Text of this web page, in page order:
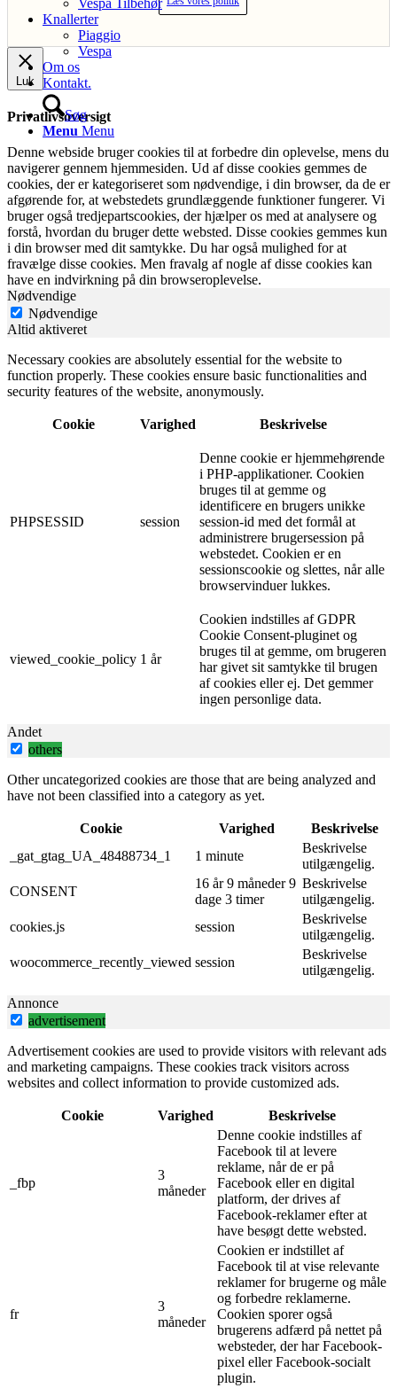
Vespa Tilbehør
Knallerter
Piaggio
Vespa
Om os
Kontakt.
Søg
Menu Menu
Luk
Privatlivsoversigt
Denne webside bruger cookies til at forbedre din oplevelse, mens du
navigerer gennem hjemmesiden. Ud af disse cookies gemmes de
cookies, der er kategoriseret som nødvendige, i din browser, da de er
afgørende for, at webstedets grundlæggende funktioner fungerer. Vi
bruger også tredjepartscookies, der hjælper os med at analysere og
forstå, hvordan du bruger dette websted. Disse cookies gemmes kun
i din browser med dit samtykke. Du har også mulighed for at
fravælge disse cookies. Men fravalg af nogle af disse cookies kan
have en indvirkning på din browseroplevelse.
Nødvendige
Nødvendige
Altid aktiveret
Necessary cookies are absolutely essential for the website to
function properly. These cookies ensure basic functionalities and
security features of the website, anonymously.
Cookie Varighed Beskrivelse
PHPSESSID session
Denne cookie er hjemmehørende
i PHP-applikationer. Cookien
bruges til at gemme og
identificere en brugers unikke
session-id med det formål at
administrere brugersession på
webstedet. Cookien er en
sessionscookie og slettes, når alle
browservinduer lukkes.
viewed_cookie_policy 1 år
Cookien indstilles af GDPR
Cookie Consent-pluginet og
bruges til at gemme, om brugeren
har givet sit samtykke til brugen
af ​​cookies eller ej. Det gemmer
ingen personlige data.
Andet
others
Other uncategorized cookies are those that are being analyzed and
have not been classified into a category as yet.
Cookie Varighed
Beskrivelse
_gat_gtag_UA_48488734_1
1 minute
Beskrivelse
utilgængelig.
CONSENT
16 år 9 måneder 9
dage 3 timer
Beskrivelse
utilgængelig.
cookies.js
session
Beskrivelse
utilgængelig.
woocommerce_recently_viewed session
Beskrivelse
utilgængelig.
Annonce
advertisement
Advertisement cookies are used to provide visitors with relevant ads
and marketing campaigns. These cookies track visitors across
websites and collect information to provide customized ads.
Cookie Varighed Beskrivelse
_fbp
3
måneder
Denne cookie indstilles af
Facebook til at levere
reklame, når de er på
Facebook eller en digital
platform, der drives af
Facebook-reklamer efter at
have besøgt dette websted.
fr
3
måneder
Cookien er indstillet af
Facebook til at vise relevante
reklamer for brugerne og måle
og forbedre reklamerne.
Cookien sporer også
brugerens adfærd på nettet på
websteder, der har Facebook-
pixel eller Facebook-socialt
plugin.